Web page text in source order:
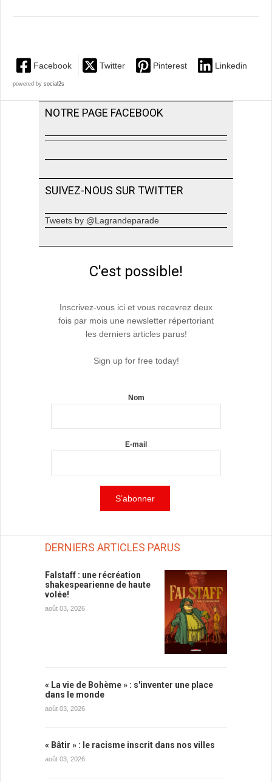
Facebook Twitter Pinterest Linkedin
powered by social2s
NOTRE PAGE FACEBOOK
SUIVEZ-NOUS SUR TWITTER
Tweets by @Lagrandeparade
C'est possible!
Inscrivez-vous ici et vous recevrez deux
fois par mois une newsletter répertoriant
les derniers articles parus!
Sign up for free today!
Nom
E-mail
DERNIERS ARTICLES PARUS
Falstaff : une récréation
shakespearienne de haute
volée!
août 03, 2026
« La vie de Bohème » : s'inventer une place
dans le monde
août 03, 2026
« Bâtir » : le racisme inscrit dans nos villes
août 03, 2026